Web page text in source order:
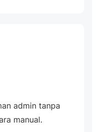
admin tanpa
manual.